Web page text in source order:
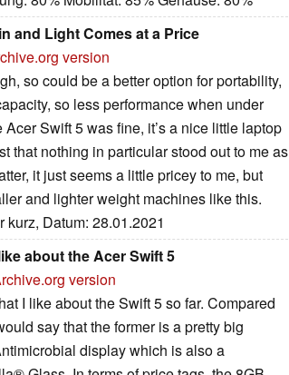
and Light Comes at a Price
version
so could be a better option for portability,
so less performance when under
Swift 5 was fine, it’s a nice little laptop
that nothing in particular stood out to me as
it just seems a little pricey to me, but
and lighter weight machines like this.
Datum: 28.01.2021
about the Acer Swift 5
version
I like about the Swift 5 so far. Compared
say that the former is a pretty big
display which is also a